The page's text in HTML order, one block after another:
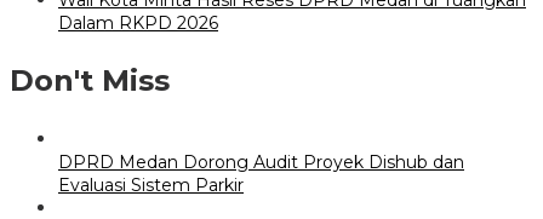
Dalam RKPD 2026
Don't Miss
DPRD Medan Dorong Audit Proyek Dishub dan
Evaluasi Sistem Parkir